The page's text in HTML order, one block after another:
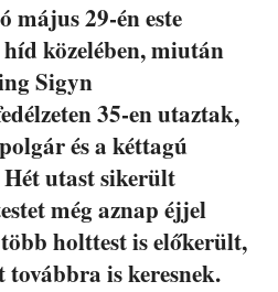
május 29-én este
közelében, miután
Sigyn
35-en utaztak,
és a kéttagú
Hét utast sikerült
még aznap éjjel
holttest is előkerült,
is keresnek.